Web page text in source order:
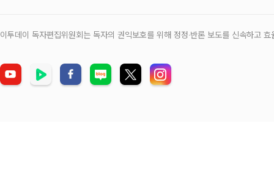
이투데이 독자편집위원회는 독자의 권익보호를 위해 정정‧반론 보도를 신속하고